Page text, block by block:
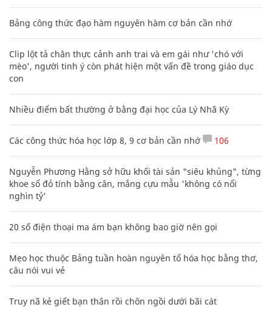
Bảng công thức đạo hàm nguyên hàm cơ bản cần nhớ
Clip lột tả chân thực cảnh anh trai và em gái như 'chó với
mèo', người tinh ý còn phát hiện một vấn đề trong giáo dục
con
Nhiều điểm bất thường ở bằng đại học của Lý Nhã Kỳ
Các công thức hóa học lớp 8, 9 cơ bản cần nhớ 106
Nguyễn Phương Hằng sở hữu khối tài sản "siêu khủng", từng
khoe sổ đỏ tính bằng cân, mắng cựu mẫu 'không có nổi
nghìn tỷ'
20 số điện thoại ma ám bạn không bao giờ nên gọi
Mẹo học thuộc Bảng tuần hoàn nguyên tố hóa học bằng thơ,
câu nói vui vẻ
Truy nã kẻ giết bạn thân rồi chôn ngồi dưới bãi cát